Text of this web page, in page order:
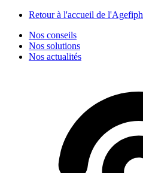
Retour à l'accueil de l'Agefiph
Nos conseils
Nos solutions
Nos actualités